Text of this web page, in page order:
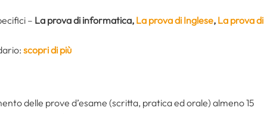
– La prova di informatica, La prova di Inglese, La prova di
scopri di più
delle prove d’esame (scritta, pratica ed orale) almeno 15